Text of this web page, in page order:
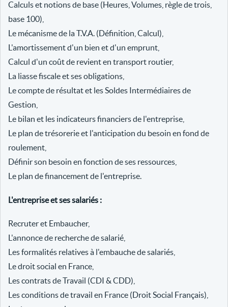
Calculs et notions de base (Heures, Volumes, règle de trois,
base 100),
Le mécanisme de la T.V.A. (Définition, Calcul),
L'amortissement d'un bien et d'un emprunt,
Calcul d'un coût de revient en transport routier,
La liasse fiscale et ses obligations,
Le compte de résultat et les Soldes Intermédiaires de
Gestion,
Le bilan et les indicateurs financiers de l'entreprise,
Le plan de trésorerie et l'anticipation du besoin en fond de
roulement,
Définir son besoin en fonction de ses ressources,
Le plan de financement de l'entreprise.
L'entreprise et ses salariés :
Recruter et Embaucher,
L'annonce de recherche de salarié,
Les formalités relatives à l'embauche de salariés,
Le droit social en France,
Les contrats de Travail (CDI & CDD),
Les conditions de travail en France (Droit Social Français),